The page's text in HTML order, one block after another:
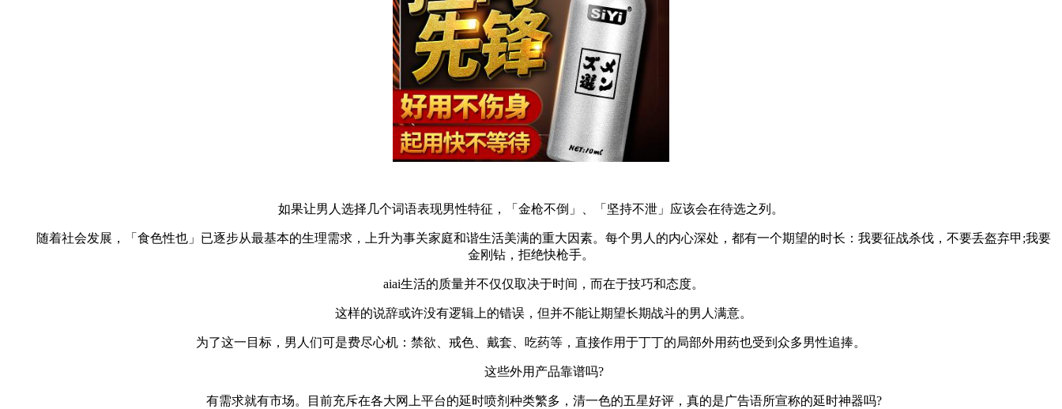
如果让男人选择几个词语表现男性特征，「金枪不倒」、「坚持不泄」应该会在待选之列。
随着社会发展，「食色性也」已逐步从最基本的生理需求，上升为事关家庭和谐生活美满的重大因素。每个男人的内心深处，都有一个期望的时长：我要征战杀伐，不要丢盔弃甲 ;我要
金刚钻，拒绝快枪手。
aiai生活的质量并不仅仅取决于时间，而在于技巧和态度。
这样的说辞或许没有逻辑上的错误，但并不能让期望长期战斗的男人满意。
为了这一目标，男人们可是费尽心机：禁欲、戒色、戴套、吃药等，直接作用于丁丁的局部外用药也受到众多男性追捧。
这些外用产品靠谱吗?
有需求就有市场。目前充斥在各大网上平台的延时喷剂种类繁多，清一色的五星好评，真的是广告语所宣称的延时神器吗?